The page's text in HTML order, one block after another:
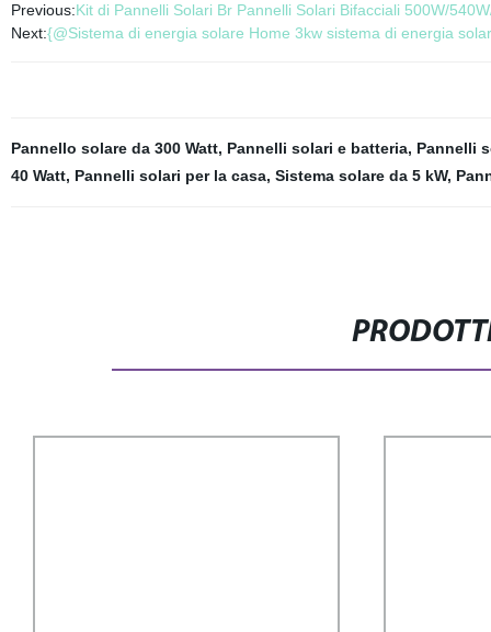
Previous:Kit di Pannelli Solari Br Pannelli Solari Bifacciali 500W/
Next:{@Sistema di energia solare Home 3kw sistema di energia
Pannello solare da 300 Watt, Pannelli solari e batteria, Pannelli
40 Watt, Pannelli solari per la casa, Sistema solare da 5 kW,